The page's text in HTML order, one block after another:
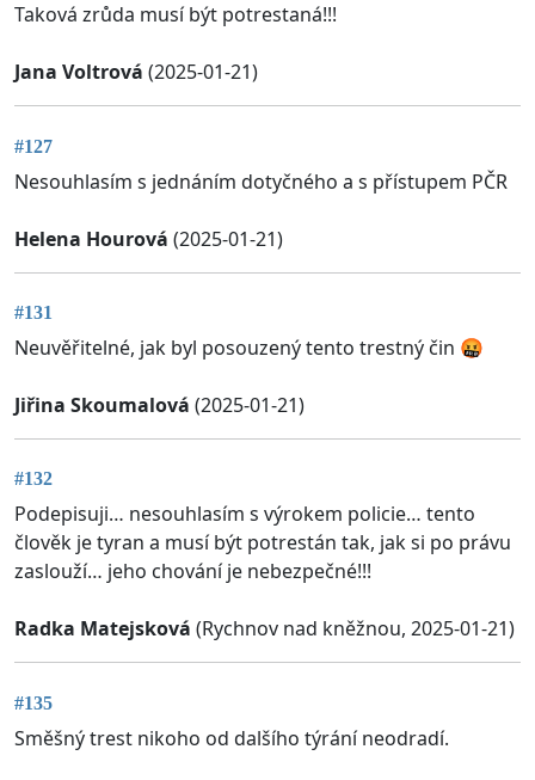
Taková zrůda musí být potrestaná!!!
Jana Voltrová (2025-01-21)
#127
Nesouhlasím s jednáním dotyčného a s přístupem PČR
Helena Hourová (2025-01-21)
#131
Neuvěřitelné, jak byl posouzený tento trestný čin 🤬
Jiřina Skoumalová (2025-01-21)
#132
Podepisuji… nesouhlasím s výrokem policie… tento
člověk je tyran a musí být potrestán tak, jak si po právu
zaslouží… jeho chování je nebezpečné!!!
Radka Matejsková (Rychnov nad kněžnou, 2025-01-21)
#135
Směšný trest nikoho od dalšího týrání neodradí.